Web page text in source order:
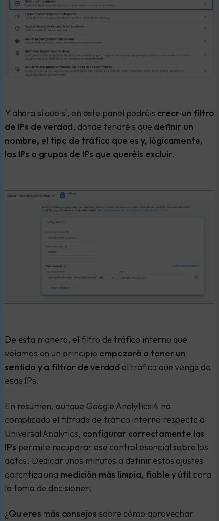
Y ahora sí que sí, en este panel podréis crear un filtro
de IPs de verdad, donde tendréis que definir un
nombre, el tipo de tráfico que es y, lógicamente,
las IPs o grupos de IPs que queréis excluir.
De esta manera, el filtro de tráfico interno que
veíamos en un principio empezará a tener un
sentido y a filtrar de verdad el tráfico que venga de
esas IPs.
En resumen, aunque Google Analytics 4 ha
complicado el filtrado de tráfico interno respecto a
Universal Analytics, configurar correctamente las
IPs permite recuperar ese control esencial sobre los
datos. Dedicar unos minutos a definir estos ajustes
garantiza una medición más limpia, fiable y útil para
la toma de decisiones.
¿Quieres más consejos sobre cómo aprovechar